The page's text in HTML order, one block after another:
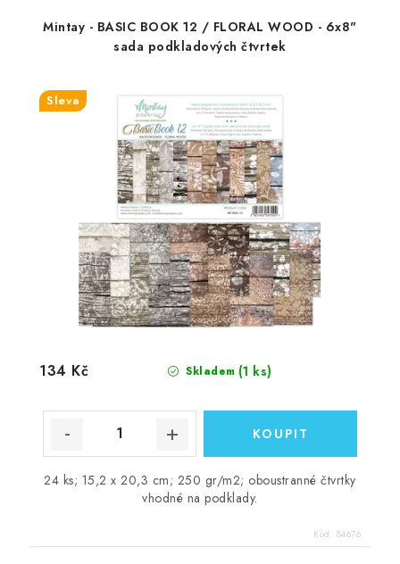
Mintay - BASIC BOOK 12 / FLORAL WOOD - 6x8"
sada podkladových čtvrtek
Sleva
Skladem (1 ks)
134 Kč
24 ks; 15,2 x 20,3 cm; 250 gr/m2; oboustranné čtvrtky
vhodné na podklady.
Kód: 84676